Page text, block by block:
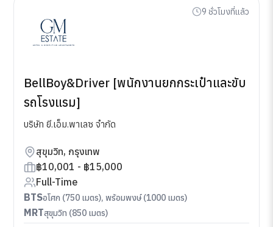
9 ชั่วโมงที่แล้ว
BellBoy&Driver [พนักงานยกกระเป๋าและขับ
รถโรงแรม]
บริษัท ยี.เอ็ม.พาเลซ จำกัด
สุขุมวิท, กรุงเทพ
฿10,001 - ฿15,000
Full-Time
BTSอโศก (750 เมตร), พร้อมพงษ์ (1000 เมตร)
MRTสุขุมวิท (850 เมตร)